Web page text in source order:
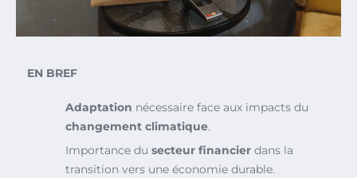
EN BREF
Adaptation nécessaire face aux impacts du
changement climatique.
Importance du secteur financier dans la
transition vers une économie durable.